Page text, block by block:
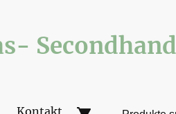
Kontakt